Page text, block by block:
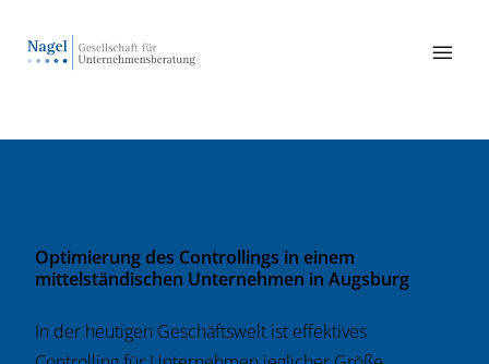

Optimierung des Controllings in einem
mittelständischen Unternehmen in Augsburg
In der heutigen Geschäftswelt ist effektives